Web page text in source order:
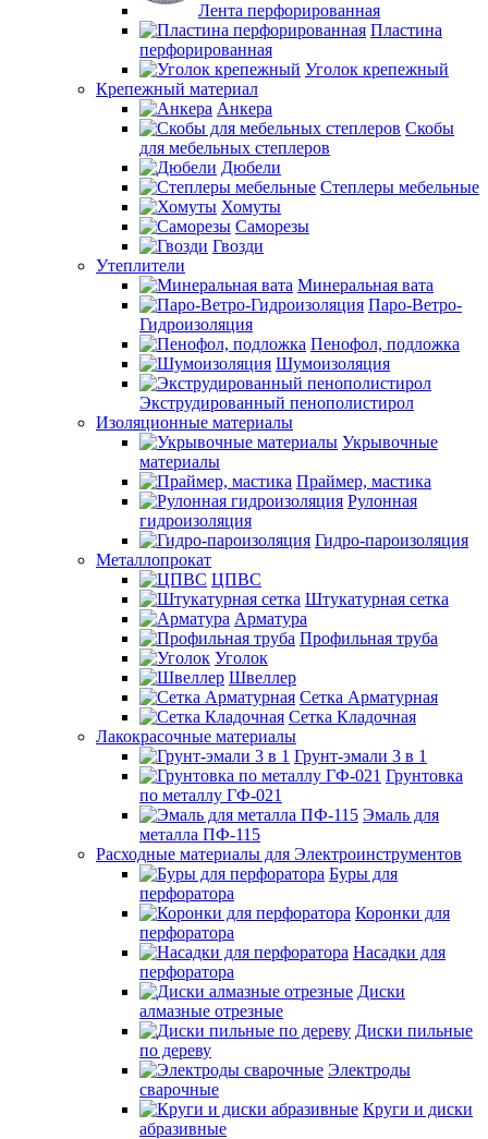
Лента перфорированная
Пластина
перфорированная
Уголок крепежный
Крепежный материал
Анкера
Скобы
для мебельных степлеров
Дюбели
Степлеры мебельные
Хомуты
Саморезы
Гвозди
Утеплители
Минеральная вата
Паро-Ветро-
Гидроизоляция
Пенофол, подложка
Шумоизоляция
Экструдированный пенополистирол
Изоляционные материалы
Укрывочные
материалы
Праймер, мастика
Рулонная
гидроизоляция
Гидро-пароизоляция
Металлопрокат
ЦПВС
Штукатурная сетка
Арматура
Профильная труба
Уголок
Швеллер
Сетка Арматурная
Сетка Кладочная
Лакокрасочные материалы
Грунт-эмали 3 в 1
Грунтовка
по металлу ГФ-021
Эмаль для
металла ПФ-115
Расходные материалы для Электроинструментов
Буры для
перфоратора
Коронки для
перфоратора
Насадки для
перфоратора
Диски
алмазные отрезные
Диски пильные
по дереву
Электроды
сварочные
Круги и диски
абразивные